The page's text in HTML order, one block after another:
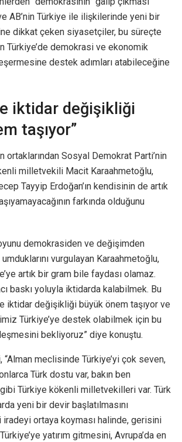
AB’nin Türkiye ile ilişkilerinde yeni bir
dikkat çeken siyasetçiler, bu süreçte
Türkiye’de demokrasi ve ekonomik
destek adımları atabileceğine
iktidar değişikliği
taşıyor”
ortaklarından Sosyal Demokrat Parti’nin
milletvekili Macit Karaahmetoğlu,
Tayyip Erdoğan’ın kendisinin de artık
farkında olduğunu
demokrasiden ve değişimden
umduklarını vurgulayan Karaahmetoğlu,
artık bir gram bile faydası olamaz.
baskı yoluyla iktidarda kalabilmek. Bu
iktidar değişikliği büyük önem taşıyor ve
Türkiye’ye destek olabilmek için bu
bekliyoruz” diye konuştu.
meclisinde Türkiye’yi çok seven,
Türk dostu var, bakın ben
Türkiye kökenli milletvekilleri var. Türk
yeni bir devir başlatılmasını
ortaya koyması halinde, gerisini
yatırım gitmesini, Avrupa’da en